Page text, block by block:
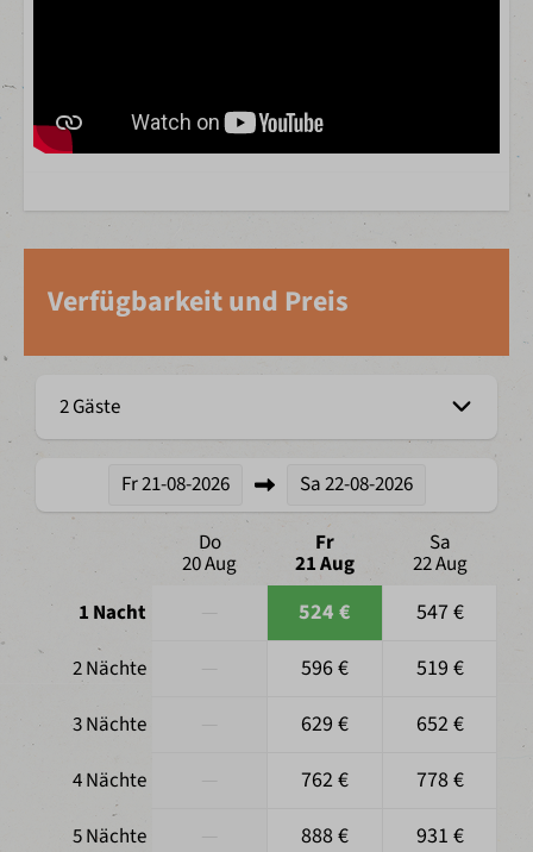
Verfügbarkeit und Preis
2 Gäste
Fr21-08-2026 Sa22-08-2026
Do
20 Aug
Fr
21 Aug
Sa
22 Aug
1 Nacht
524 € 547 €
2 Nächte 596 € 519 €
3 Nächte 629 € 652 €
4 Nächte 762 € 778 €
5 Nächte 888 € 931 €